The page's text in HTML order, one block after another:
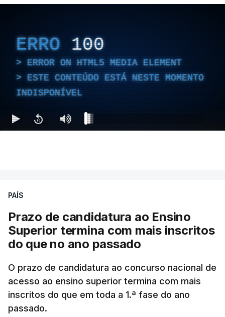
ERRO 100
ERROR ON HTML5 MEDIA ELEMENT
ESTE CONTEÚDO ESTÁ NESTE MOMENTO
INDISPONÍVEL
PAÍS
Prazo de candidatura ao Ensino
Superior termina com mais inscritos
do que no ano passado
O prazo de candidatura ao concurso nacional de
acesso ao ensino superior termina com mais
inscritos do que em toda a 1.ª fase do ano
passado.